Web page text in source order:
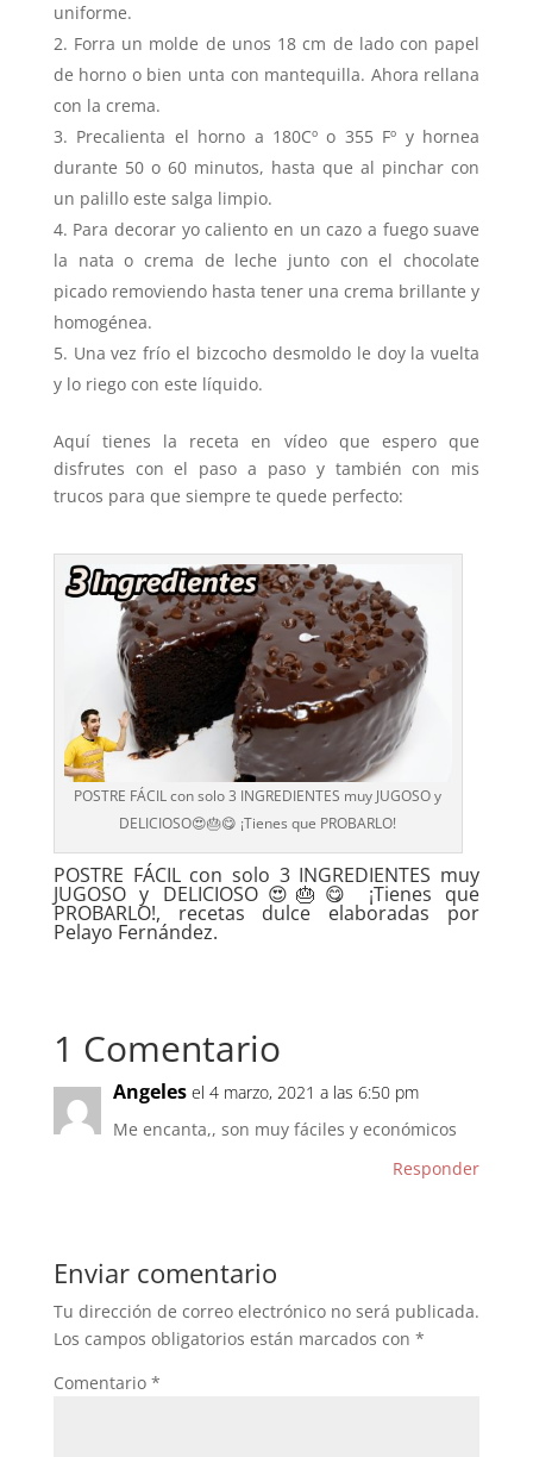
uniforme.
Forra un molde de unos 18 cm de lado con papel
de horno o bien unta con mantequilla. Ahora rellana
con la crema.
Precalienta el horno a 180Cº o 355 Fº y hornea
durante 50 o 60 minutos, hasta que al pinchar con
un palillo este salga limpio.
Para decorar yo caliento en un cazo a fuego suave
la nata o crema de leche junto con el chocolate
picado removiendo hasta tener una crema brillante y
homogénea.
Una vez frío el bizcocho desmoldo le doy la vuelta
y lo riego con este líquido.
Aquí tienes la receta en vídeo que espero que
disfrutes con el paso a paso y también con mis
trucos para que siempre te quede perfecto:
POSTRE FÁCIL con solo 3 INGREDIENTES muy JUGOSO y
DELICIOSO😍🎂😋 ¡Tienes que PROBARLO!
POSTRE FÁCIL con solo 3 INGREDIENTES muy
JUGOSO y DELICIOSO😍🎂😋 ¡Tienes que
PROBARLO!, recetas dulce elaboradas por
Pelayo Fernández.
1 Comentario
Angeles el 4 marzo, 2021 a las 6:50 pm
Me encanta,, son muy fáciles y económicos
Responder
Enviar comentario
Tu dirección de correo electrónico no será publicada.
Los campos obligatorios están marcados con *
Comentario *